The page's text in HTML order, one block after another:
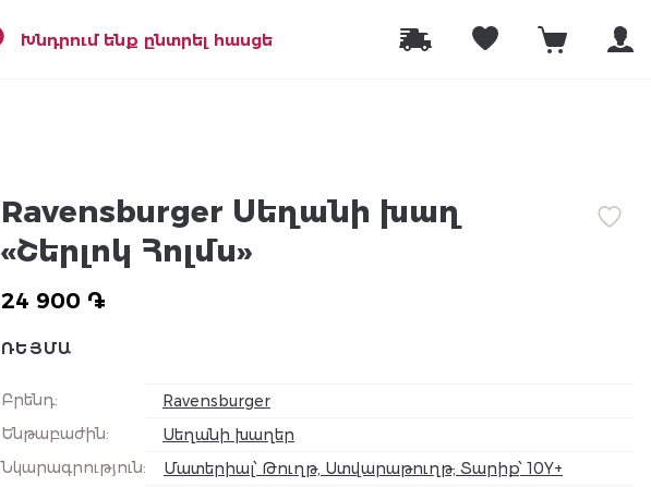
Խնդրում ենք ընտրել հասցե
Ravensburger Սեղանի խաղ
«Շերլոկ Հոլմս»
24 900 ֏
ՌԵՅՄԱ
Բրենդ:
Ravensburger
Ենթաբաժին:
Սեղանի խաղեր
Նկարագրություն:
Մատերիալ՝ Թուղթ, Ստվարաթուղթ; Տարիք՝ 10Y+